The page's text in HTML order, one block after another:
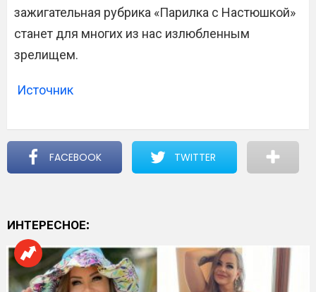
зажигательная рубрика «Парилка с Настюшкой»
станет для многих из нас излюбленным
зрелищем.
Источник
FACEBOOK TWITTER
ИНТЕРЕСНОЕ: